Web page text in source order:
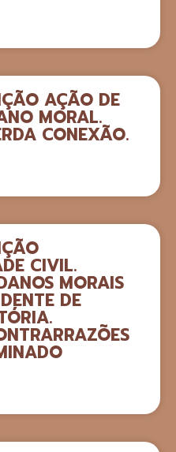
AÇÃO DE
MORAL.
CONEXÃO.
CIVIL.
MORAIS
DE